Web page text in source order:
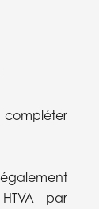
compléter
par